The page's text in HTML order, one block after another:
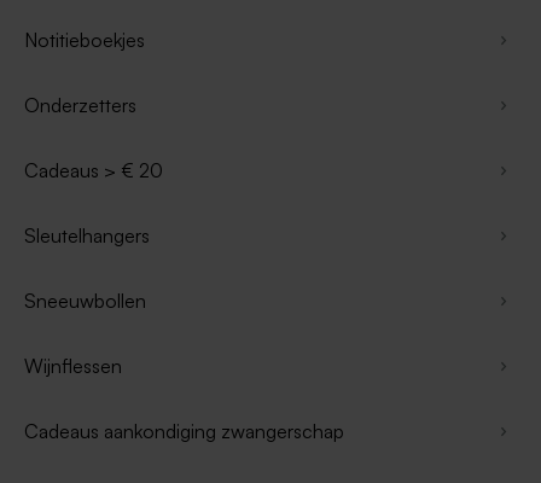
Notitieboekjes
Onderzetters
Cadeaus > € 20
Sleutelhangers
Sneeuwbollen
Wijnflessen
Cadeaus aankondiging zwangerschap